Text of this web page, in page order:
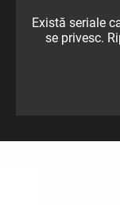
Există seriale
se privesc.